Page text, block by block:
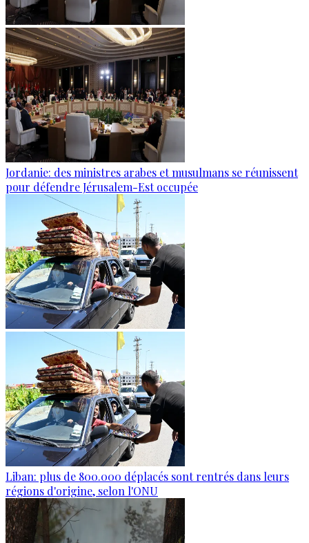
Jordanie: des ministres arabes et musulmans se réunissent
pour défendre Jérusalem-Est occupée
Liban: plus de 800.000 déplacés sont rentrés dans leurs
régions d'origine, selon l'ONU